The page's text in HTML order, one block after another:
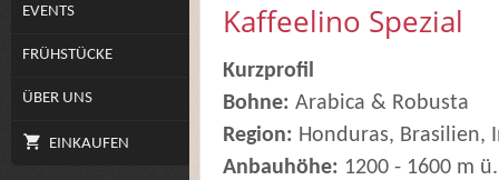
EVENTS
FRÜHSTÜCKE
ÜBER UNS
EINKAUFEN
Kaffeelino Spezial
Kurzprofil
Bohne: Arabica & Robusta
Region: Honduras, Brasilien,
Anbauhöhe: 1200 - 1600 m